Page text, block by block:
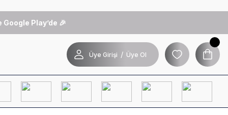
Play’de 🎉
Üye Girişi / Üye Ol